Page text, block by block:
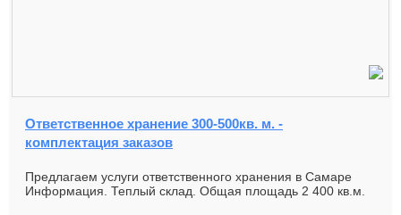
Ответственное хранение 300-500кв. м. -
комплектация заказов
Предлагаем услуги ответственного хранения в Самаре
Информация. Теплый склад. Общая площадь 2 400 кв.м.